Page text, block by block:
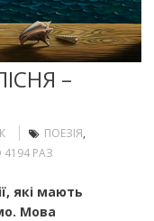
–
ПОЕЗІЯ,
РАЗ
які мають
Мова